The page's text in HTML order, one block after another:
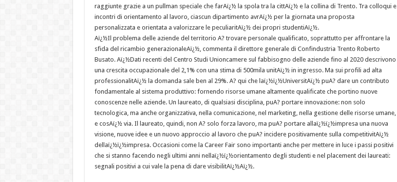
raggiunte grazie a un pullman speciale che farAï¿½ la spola tra la cittAï¿½ e la collina di Trento. Tra colloqui e
incontri di orientamento al lavoro, ciascun dipartimento avrAï¿½ per la giornata una proposta
personalizzata e orientata a valorizzare le peculiaritAï¿½ dei propri studentiAï¿½.
Aï¿½Il problema delle aziende del territorio A? trovare personale qualificato, soprattutto per affrontare la
sfida del ricambio generazionaleAï¿½, commenta il direttore generale di Confindustria Trento Roberto
Busato. Aï¿½Dati recenti del Centro Studi Unioncamere sul fabbisogno delle aziende fino al 2020 descrivono
una crescita occupazionale del 2,1% con una stima di 500mila unitAï¿½ in ingresso. Ma sui profili ad alta
professionalitAï¿½ la domanda sale ben al 29%. A? qui che laï¿½ï¿½UniversitAï¿½ puA? dare un contributo
fondamentale al sistema produttivo: fornendo risorse umane altamente qualificate che portino nuove
conoscenze nelle aziende. Un laureato, di qualsiasi disciplina, puA? portare innovazione: non solo
tecnologica, ma anche organizzativa, nella comunicazione, nel marketing, nella gestione delle risorse umane,
e cosAï¿½ via. Il laureato, quindi, non A? solo forza lavoro, ma puA? portare allaï¿½ï¿½impresa una nuova
visione, nuove idee e un nuovo approccio al lavoro che puA? incidere positivamente sulla competitivitAï¿½
dellaï¿½ï¿½impresa. Occasioni come la Career Fair sono importanti anche per mettere in luce i passi positivi
che si stanno facendo negli ultimi anni nellaï¿½ï¿½orientamento degli studenti e nel placement dei laureati:
segnali positivi a cui vale la pena di dare visibilitAï¿½Aï¿½.